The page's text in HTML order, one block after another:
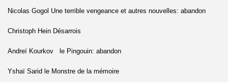
Nicolas Gogol Une terrible vengeance et autres nouvelles: abandon
Christoph Hein Désarrois
Andreï Kourkov le Pingouin: abandon
Yshaï Sarid le Monstre de la mémoire